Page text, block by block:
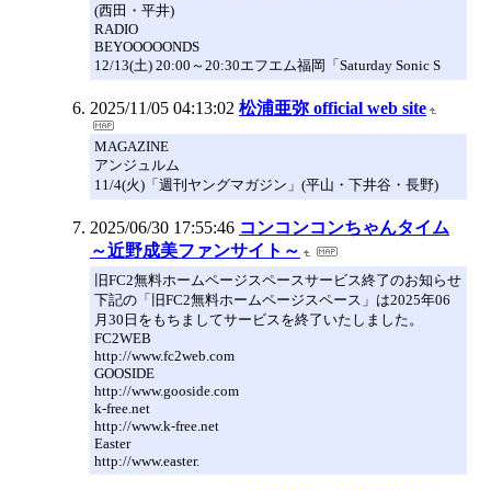
(西田・平井)
RADIO
BEYOOOOONDS
12/13(土) 20:00～20:30エフエム福岡「Saturday Sonic S
2025/11/05 04:13:02 松浦亜弥 official web site
MAGAZINE
アンジュルム
11/4(火)「週刊ヤングマガジン」(平山・下井谷・長野)
2025/06/30 17:55:46 コンコンコンちゃんタイム
～近野成美ファンサイト～
旧FC2無料ホームページスペースサービス終了のお知らせ
下記の「旧FC2無料ホームページスペース」は2025年06
月30日をもちましてサービスを終了いたしました。
FC2WEB
http://www.fc2web.com
GOOSIDE
http://www.gooside.com
k-free.net
http://www.k-free.net
Easter
http://www.easter.